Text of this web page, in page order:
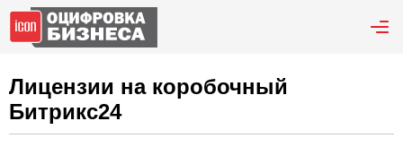
Лицензии на коробочный
Битрикс24